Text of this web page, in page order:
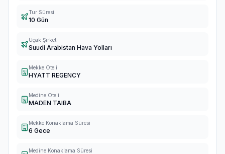
Tur Süresi
10 Gün
Uçak Şirketi
Suudi Arabistan Hava Yolları
Mekke Oteli
HYATT REGENCY
Medine Oteli
MADEN TAIBA
Mekke Konaklama Süresi
6 Gece
Medine Konaklama Süresi